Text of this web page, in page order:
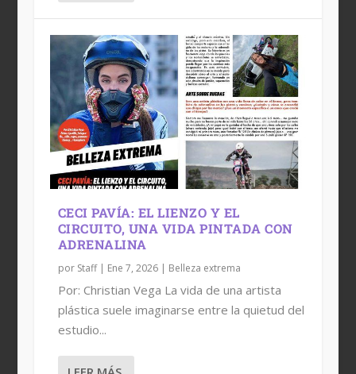
CECI PAVÍA: EL LIENZO Y EL
CIRCUITO, UNA VIDA PINTADA CON
ADRENALINA
por Staff| Ene 7, 2026| Belleza extrema
Por: Christian Vega La vida de una artista
plástica suele imaginarse entre la quietud del
estudio...